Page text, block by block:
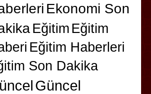
Ekonomi Son
Eğitim Eğitim
Eğitim Haberleri
Son Dakika
Güncel